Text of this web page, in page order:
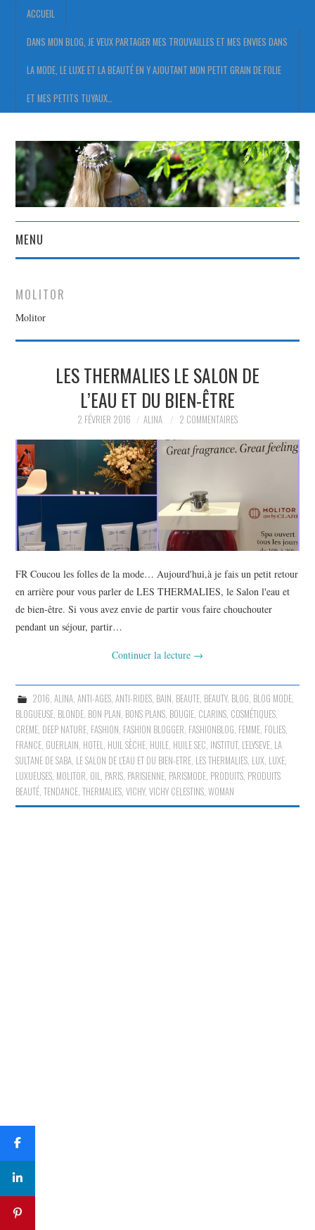
ACCUEIL
DANS MON BLOG, JE VEUX PARTAGER MES TROUVAILLES ET MES ENVIES DANS
LA MODE, LE LUXE ET LA BEAUTÉ EN Y AJOUTANT MON PETIT GRAIN DE FOLIE
ET MES PETITS TUYAUX…
MENU
DANS MON BLOG, JE VEUX
PARTAGER MES
TROUVAILLES ET MES
ENVIES DANS LA MODE, LE
LUXE ET LA BEAUTÉ EN Y
AJOUTANT MON PETIT
GRAIN DE FOLIE ET MES
PETITS TUYAUX…
MOLITOR
Molitor
LES THERMALIES LE SALON DE
L’EAU ET DU BIEN-ÊTRE
2 FÉVRIER 2016 ALINA 2 COMMENTAIRES
FR Coucou les folles de la mode… Aujourd'hui,à je fais un petit retour
en arrière pour vous parler de LES THERMALIES, le Salon l'eau et
de bien-être. Si vous avez envie de partir vous faire chouchouter
pendant un séjour, partir…
Continuer la lecture →
2016 ALINA, ANTI-AGES, ANTI-RIDES, BAIN BEAUTE, BEAUTY, BLOG BLOG MODE,
BLOGUEUSE BLONDE BON PLAN BONS PLANS BOUGIE CLARINS COSMÉTIQUES
CREME DEEP NATURE FASHION FASHION BLOGGER FASHIONBLOG FEMME FOLIES
FRANCE GUERLAIN HOTEL HUIL SÈCHE HUILE HUILE SEC INSTITUT, L'ELYSEVE LA
SULTANE DE SABA LE SALON DE L'EAU ET DU BIEN-ETRE LES THERMALIES LUX LUXE
LUXUEUSES MOLITOR OIL PARIS PARISIENNE PARISMODE PRODUITS PRODUITS
BEAUTÉ ,TENDANCE ,THERMALIES ,VICHY,VICHY CELESTINS ,WOMAN